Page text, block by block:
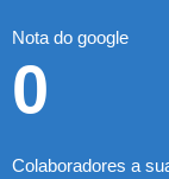
Nota do google
0
Colaboradores a